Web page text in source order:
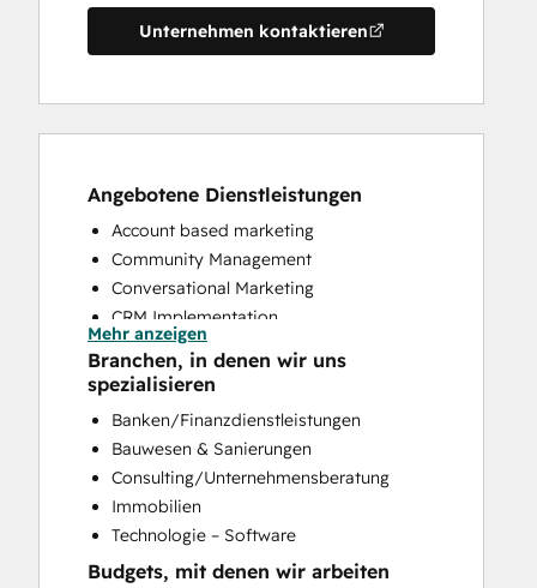
Unternehmen kontaktieren
Angebotene Dienstleistungen
Account based marketing
Community Management
Conversational Marketing
CRM Implementation
CRM Migration
Custom API Integrations
Customer Success Training
Customer Support Training
Customer Survey and Analysis
Email Marketing
Full Inbound Marketing Services
Help Desk Implementation
Mehr anzeigen
Branchen, in denen wir uns
spezialisieren
Banken/Finanzdienstleistungen
Bauwesen & Sanierungen
Consulting/Unternehmensberatung
Immobilien
Technologie – Software
Budgets, mit denen wir arbeiten